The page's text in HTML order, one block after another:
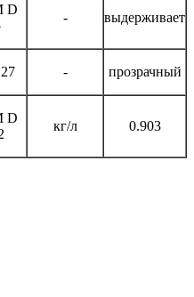
D
- выдерживает
- прозрачный
D
кг/л 0.903